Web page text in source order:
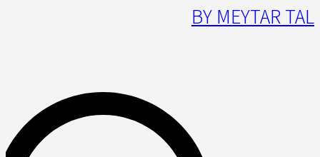
BY MEYTAR TAL